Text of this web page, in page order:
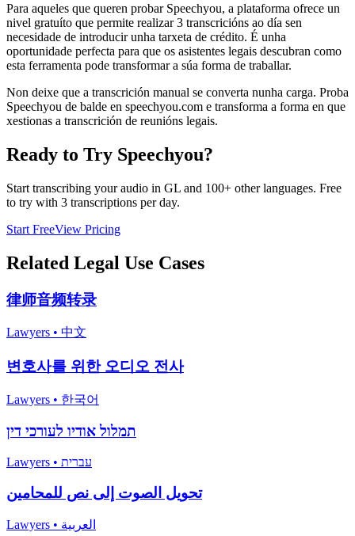
Para aqueles que queren probar Speechyou, a plataforma ofrece un
nivel gratuíto que permite realizar 3 transcricións ao día sen
necesidade de introducir unha tarxeta de crédito. É unha
oportunidade perfecta para que os asistentes legais descubran como
esta ferramenta pode transformar a súa forma de traballar.
Non deixe que a transcrición manual se converta nunha carga. Proba
Speechyou de balde en speechyou.com e transforma a forma en que
xestionas a transcrición de reunións legais.
Ready to Try Speechyou?
Start transcribing your audio in GL and 100+ other languages. Free
to try with 3 transcriptions per day.
Start FreeView Pricing
Related Legal Use Cases
律师音频转录
Lawyers • 中文
변호사를 위한 오디오 전사
Lawyers • 한국어
תמלול אודיו לעורכי דין
Lawyers • עברית
تحويل الصوت إلى نص للمحامين
Lawyers • العربية